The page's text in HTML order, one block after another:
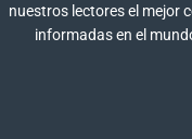
nuestros lectores el mejor
informadas en el